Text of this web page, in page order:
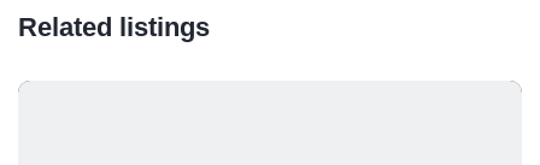
Related listings